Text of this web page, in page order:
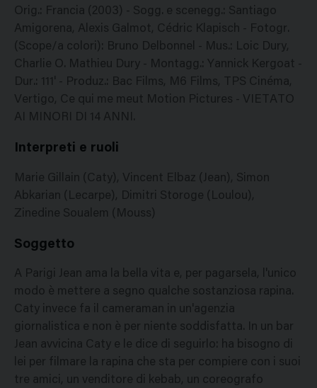
Orig.: Francia (2003) - Sogg. e scenegg.: Santiago
Amigorena, Alexis Galmot, Cédric Klapisch - Fotogr.
(Scope/a colori): Bruno Delbonnel - Mus.: Loic Dury,
Charlie O. Mathieu Dury - Montagg.: Yannick Kergoat -
Dur.: 111' - Produz.: Bac Films, M6 Films, TPS Cinéma,
Vertigo, Ce qui me meut Motion Pictures - VIETATO
AI MINORI DI 14 ANNI.
Interpreti e ruoli
Marie Gillain (Caty), Vincent Elbaz (Jean), Simon
Abkarian (Lecarpe), Dimitri Storoge (Loulou),
Zinedine Soualem (Mouss)
Soggetto
A Parigi Jean ama la bella vita e, per pagarsela, l'unico
modo è mettere a segno qualche sostanziosa rapina.
Caty invece fa il cameraman in un'agenzia
giornalistica e non è per niente soddisfatta. In un bar
Jean avvicina Caty e le dice di seguirlo: ha bisogno di
lei per filmare la rapina che sta per compiere con i suoi
tre amici, un venditore di kebab, un coreografo